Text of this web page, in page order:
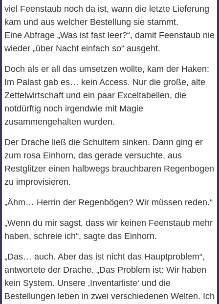
viel Feenstaub noch da ist, wann die letzte Lieferung
kam und aus welcher Bestellung sie stammt.
Eine Abfrage „Was ist fast leer?“, damit Feenstaub nie
wieder „über Nacht einfach so“ ausgeht.
Doch als er all das umsetzen wollte, kam der Haken:
Im Palast gab es… kein Access. Nur die große, alte
Zettelwirtschaft und ein paar Exceltabellen, die
notdürftig noch irgendwie mit Magie
zusammengehalten wurden.
Der Drache ließ die Schultern sinken. Dann ging er
zum rosa Einhorn, das gerade versuchte, aus
Restglitzer einen halbwegs brauchbaren Regenbogen
zu improvisieren.
„Ähm… Herrin der Regenbögen? Wir müssen reden.“
„Wenn du mir sagst, dass wir keinen Feenstaub mehr
haben, schreie ich“, sagte das Einhorn.
„Das… auch. Aber das ist nicht das Hauptproblem“,
antwortete der Drache. „Das Problem ist: Wir haben
kein System. Unsere ‚Inventarliste‘ und die
Bestellungen leben in zwei verschiedenen Welten. Ich